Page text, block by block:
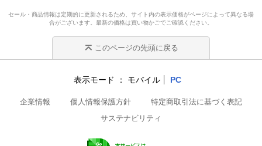
セール・商品情報は定期的に更新されるため、サイト内の表示価格がページによって異なる場
合がございます。最新の価格は買い物かごでご確認ください。
このページの先頭に戻る
表示モード モバイル PC
企業情報 個人情報保護方針
特定商取引法に基づく表記
サステナビリティ